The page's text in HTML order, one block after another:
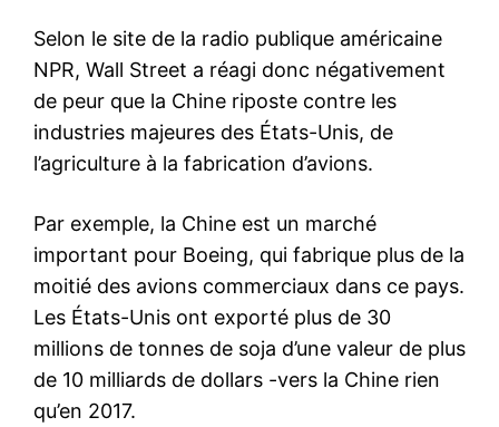
Selon le site de la radio publique américaine
NPR, Wall Street a réagi donc négativement
de peur que la Chine riposte contre les
industries majeures des États-Unis, de
l’agriculture à la fabrication d’avions.
Par exemple, la Chine est un marché
important pour Boeing, qui fabrique plus de la
moitié des avions commerciaux dans ce pays.
Les États-Unis ont exporté plus de 30
millions de tonnes de soja d’une valeur de plus
de 10 milliards de dollars -vers la Chine rien
qu’en 2017.